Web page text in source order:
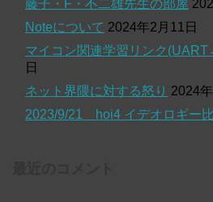
藤子・F・不二雄先生の部屋
Noteについて 2024年2月11日
マイコン関連学習リンク
日
ネット界隈に対する怒り 2024
2023/9/21 hoi4 イデオロギー